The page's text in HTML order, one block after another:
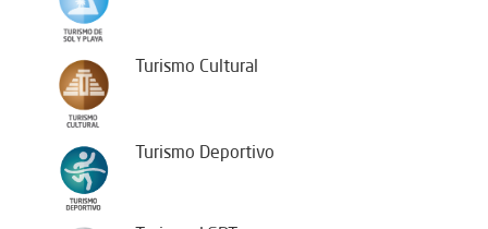
Turismo Cultural
Turismo Deportivo